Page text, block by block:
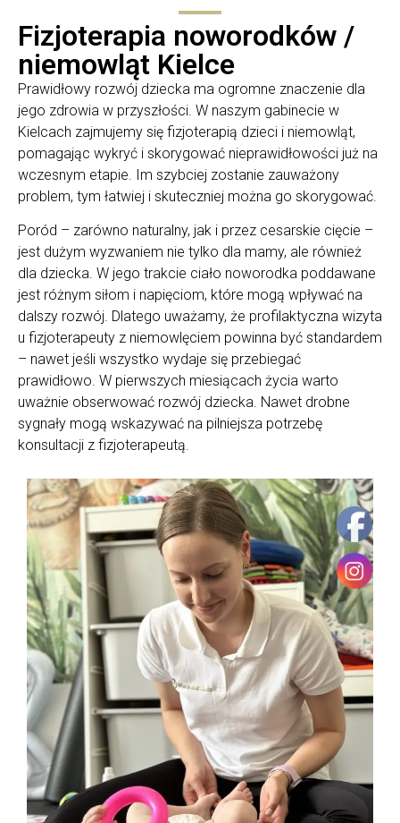
Fizjoterapia noworodków /
niemowląt Kielce
Prawidłowy rozwój dziecka ma ogromne znaczenie dla
jego zdrowia w przyszłości. W naszym gabinecie w
Kielcach zajmujemy się fizjoterapią dzieci i niemowląt,
pomagając wykryć i skorygować nieprawidłowości już na
wczesnym etapie. Im szybciej zostanie zauważony
problem, tym łatwiej i skuteczniej można go skorygować.
Poród – zarówno naturalny, jak i przez cesarskie cięcie –
jest dużym wyzwaniem nie tylko dla mamy, ale również
dla dziecka. W jego trakcie ciało noworodka poddawane
jest różnym siłom i napięciom, które mogą wpływać na
dalszy rozwój. Dlatego uważamy, że profilaktyczna wizyta
u fizjoterapeuty z niemowlęciem powinna być standardem
– nawet jeśli wszystko wydaje się przebiegać
prawidłowo. W pierwszych miesiącach życia warto
uważnie obserwować rozwój dziecka. Nawet drobne
sygnały mogą wskazywać na pilniejsza potrzebę
konsultacji z fizjoterapeutą.